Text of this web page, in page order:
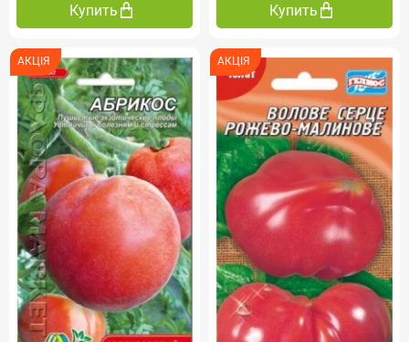
Купить Купить
АКЦІЯ АКЦІЯ